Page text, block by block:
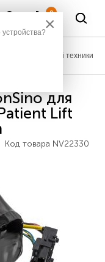
0
для медицинской техники
для
Lift
Код товара NV22330
×